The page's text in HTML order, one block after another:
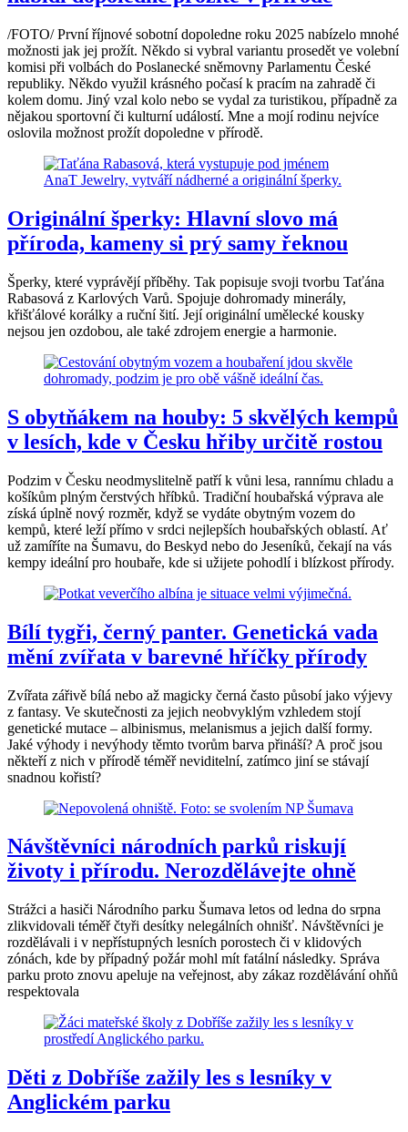
/FOTO/ První říjnové sobotní dopoledne roku 2025 nabízelo mnohé
možnosti jak jej prožít. Někdo si vybral variantu prosedět ve volební
komisi při volbách do Poslanecké sněmovny Parlamentu České
republiky. Někdo využil krásného počasí k pracím na zahradě či
kolem domu. Jiný vzal kolo nebo se vydal za turistikou, případně za
nějakou sportovní či kulturní událostí. Mne a mojí rodinu nejvíce
oslovila možnost prožít dopoledne v přírodě.
Originální šperky: Hlavní slovo má
příroda, kameny si prý samy řeknou
Šperky, které vyprávějí příběhy. Tak popisuje svoji tvorbu Taťána
Rabasová z Karlových Varů. Spojuje dohromady minerály,
křišťálové korálky a ruční šití. Její originální umělecké kousky
nejsou jen ozdobou, ale také zdrojem energie a harmonie.
S obytňákem na houby: 5 skvělých kempů
v lesích, kde v Česku hřiby určitě rostou
Podzim v Česku neodmyslitelně patří k vůni lesa, rannímu chladu a
košíkům plným čerstvých hříbků. Tradiční houbařská výprava ale
získá úplně nový rozměr, když se vydáte obytným vozem do
kempů, které leží přímo v srdci nejlepších houbařských oblastí. Ať
už zamíříte na Šumavu, do Beskyd nebo do Jeseníků, čekají na vás
kempy ideální pro houbaře, kde si užijete pohodlí i blízkost přírody.
Bílí tygři, černý panter. Genetická vada
mění zvířata v barevné hříčky přírody
Zvířata zářivě bílá nebo až magicky černá často působí jako výjevy
z fantasy. Ve skutečnosti za jejich neobvyklým vzhledem stojí
genetické mutace – albinismus, melanismus a jejich další formy.
Jaké výhody i nevýhody těmto tvorům barva přináší? A proč jsou
někteří z nich v přírodě téměř neviditelní, zatímco jiní se stávají
snadnou kořistí?
Návštěvníci národních parků riskují
životy i přírodu. Nerozdělávejte ohně
Strážci a hasiči Národního parku Šumava letos od ledna do srpna
zlikvidovali téměř čtyři desítky nelegálních ohnišť. Návštěvníci je
rozdělávali i v nepřístupných lesních porostech či v klidových
zónách, kde by případný požár mohl mít fatální následky. Správa
parku proto znovu apeluje na veřejnost, aby zákaz rozdělávání ohňů
respektovala
Děti z Dobříše zažily les s lesníky v
Anglickém parku